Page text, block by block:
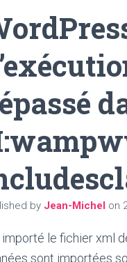
by Jean-Michel on
importé le fichier xml
sont importées